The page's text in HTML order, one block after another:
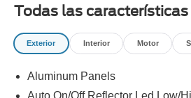
ALTERNATOR|TAILGATE
BATTERY|CONN PKG: 1 TIME
CHARGE|ADVERTISING
Todas las características
Exterior Interior Motor
Aluminum Panels